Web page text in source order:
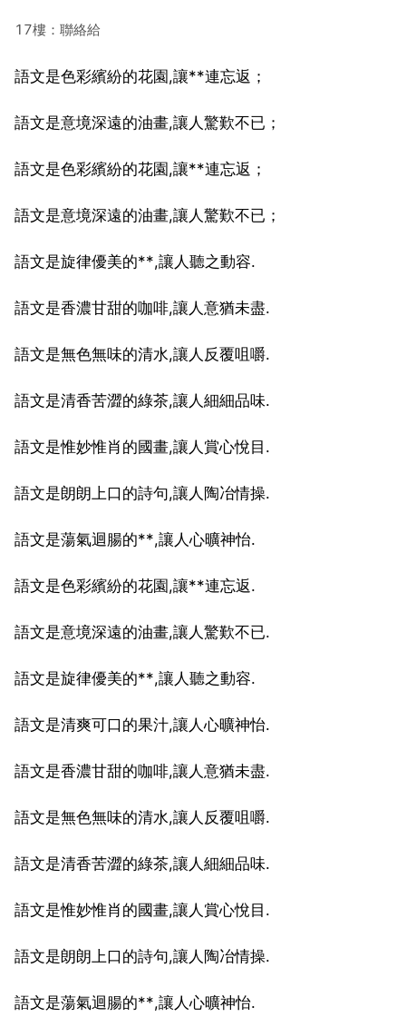
17樓：聯絡給
語文是色彩繽紛的花園,讓**連忘返；
語文是意境深遠的油畫,讓人驚歎不已；
語文是色彩繽紛的花園,讓**連忘返；
語文是意境深遠的油畫,讓人驚歎不已；
語文是旋律優美的**,讓人聽之動容.
語文是香濃甘甜的咖啡,讓人意猶未盡.
語文是無色無味的清水,讓人反覆咀嚼.
語文是清香苦澀的綠茶,讓人細細品味.
語文是惟妙惟肖的國畫,讓人賞心悅目.
語文是朗朗上口的詩句,讓人陶冶情操.
語文是蕩氣迴腸的**,讓人心曠神怡.
語文是色彩繽紛的花園,讓**連忘返.
語文是意境深遠的油畫,讓人驚歎不已.
語文是旋律優美的**,讓人聽之動容.
語文是清爽可口的果汁,讓人心曠神怡.
語文是香濃甘甜的咖啡,讓人意猶未盡.
語文是無色無味的清水,讓人反覆咀嚼.
語文是清香苦澀的綠茶,讓人細細品味.
語文是惟妙惟肖的國畫,讓人賞心悅目.
語文是朗朗上口的詩句,讓人陶冶情操.
語文是蕩氣迴腸的**,讓人心曠神怡.